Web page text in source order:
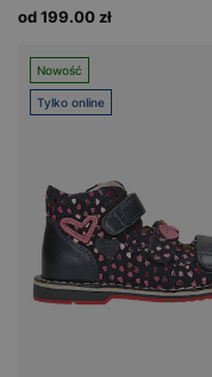
od 199.00 zł
Nowość
Tylko online